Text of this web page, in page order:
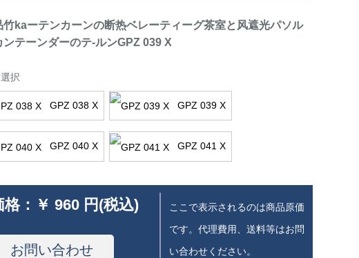
竹kaーテンカーンの断热ベレーティーグ茶室と风遮光パソル
ンテーンダーのテ-ルンGPZ 039 X
択
GPZ 038 X GPZ 039 X
GPZ 040 X GPZ 041 X
： ￥ 960 円(税込)
お問い合わせ
ここで表示されるのは商品原価
です。代理費用、送料等はお問
い合わせください。